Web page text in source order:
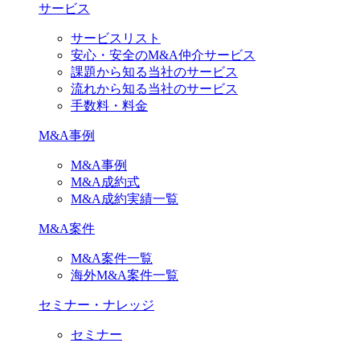
サービス
サービスリスト
安心・安全のM&A仲介サービス
課題から知る当社のサービス
流れから知る当社のサービス
手数料・料金
M&A事例
M&A事例
M&A成約式
M&A成約実績一覧
M&A案件
M&A案件一覧
海外M&A案件一覧
セミナー・ナレッジ
セミナー